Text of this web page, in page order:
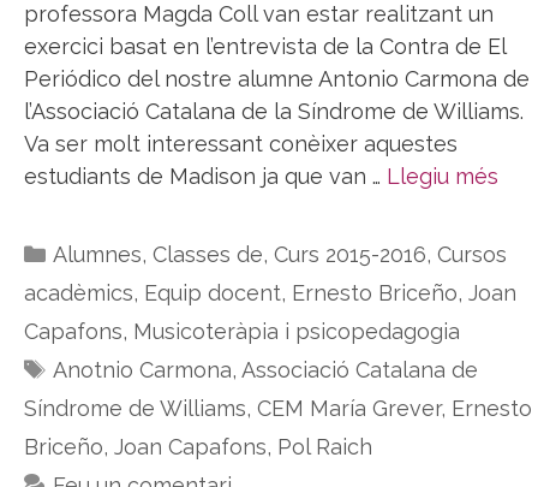
professora Magda Coll van estar realitzant un
exercici basat en l’entrevista de la Contra de El
Periódico del nostre alumne Antonio Carmona de
l’Associació Catalana de la Síndrome de Williams.
Va ser molt interessant conèixer aquestes
estudiants de Madison ja que van … Llegiu més
Categories
Alumnes, Classes de, Curs 2015-2016, Cursos
acadèmics, Equip docent, Ernesto Briceño, Joan
Capafons, Musicoteràpia i psicopedagogia
Etiquetes
Anotnio Carmona, Associació Catalana de
Síndrome de Williams, CEM María Grever, Ernesto
Briceño, Joan Capafons, Pol Raich